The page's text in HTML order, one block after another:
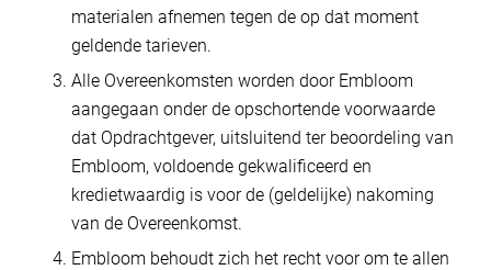
materialen afnemen tegen de op dat moment
geldende tarieven.
Alle Overeenkomsten worden door Embloom
aangegaan onder de opschortende voorwaarde
dat Opdrachtgever, uitsluitend ter beoordeling van
Embloom, voldoende gekwalificeerd en
kredietwaardig is voor de (geldelijke) nakoming
van de Overeenkomst.
Embloom behoudt zich het recht voor om te allen